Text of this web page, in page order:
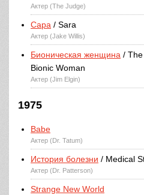
Актер (The Judge)
Сара / Sara
Актер (Jake Willis)
Бионическая женщина / The
Bionic Woman
Актер (Jim Elgin)
1975
Babe
Актер (Dr. Tatum)
История болезни / Medical
Актер (Dr. Patterson)
Strange New World